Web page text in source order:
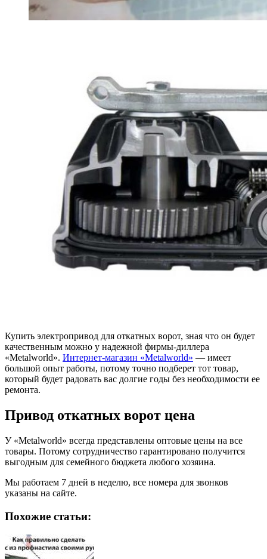
Купить электропривод для откатных ворот, зная что он будет
качественным можно у надежной фирмы-диллера
«Metalworld». Интернет-магазин «Metalworld» — имеет
большой опыт работы, потому точно подберет тот товар,
который будет радовать вас долгие годы без необходимости ее
ремонта.
Привод откатных ворот цена
У «Metalworld» всегда представлены оптовые цены на все
товары. Потому сотрудничество гарантировано получится
выгодным для семейного бюджета любого хозяина.
Мы работаем 7 дней в неделю, все номера для звонков
указаны на сайте.
Похожие статьи: